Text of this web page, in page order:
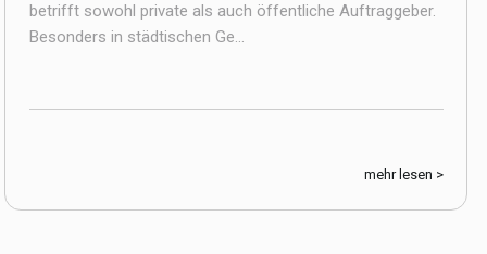
betrifft sowohl private als auch öffentliche Auftraggeber.
Besonders in städtischen Ge...
mehr lesen >